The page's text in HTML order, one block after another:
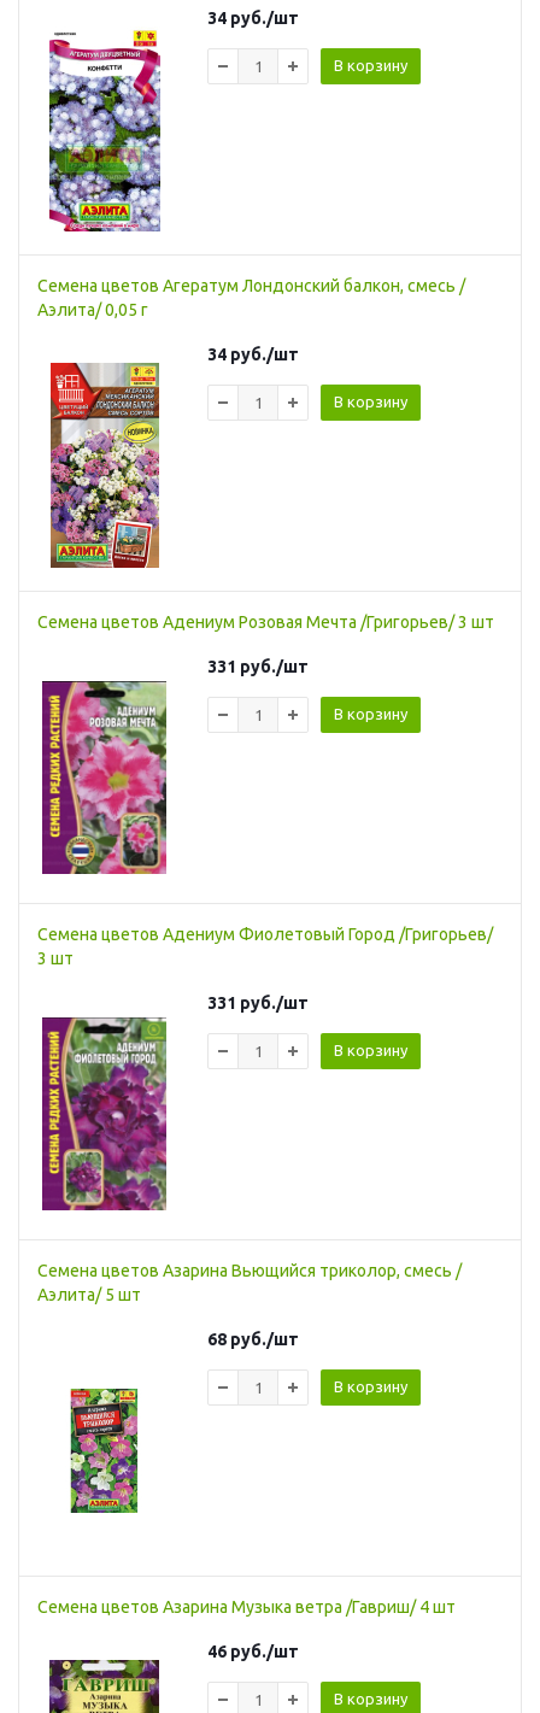
34 руб./шт
В корзину
Семена цветов Агератум Лондонский балкон, смесь /
Аэлита/ 0,05 г
34 руб./шт
В корзину
Семена цветов Адениум Розовая Мечта /Григорьев/ 3 шт
331 руб./шт
В корзину
Семена цветов Адениум Фиолетовый Город /Григорьев/
3 шт
331 руб./шт
В корзину
Семена цветов Азарина Вьющийся триколор, смесь /
Аэлита/ 5 шт
68 руб./шт
В корзину
Семена цветов Азарина Музыка ветра /Гавриш/ 4 шт
46 руб./шт
В корзину